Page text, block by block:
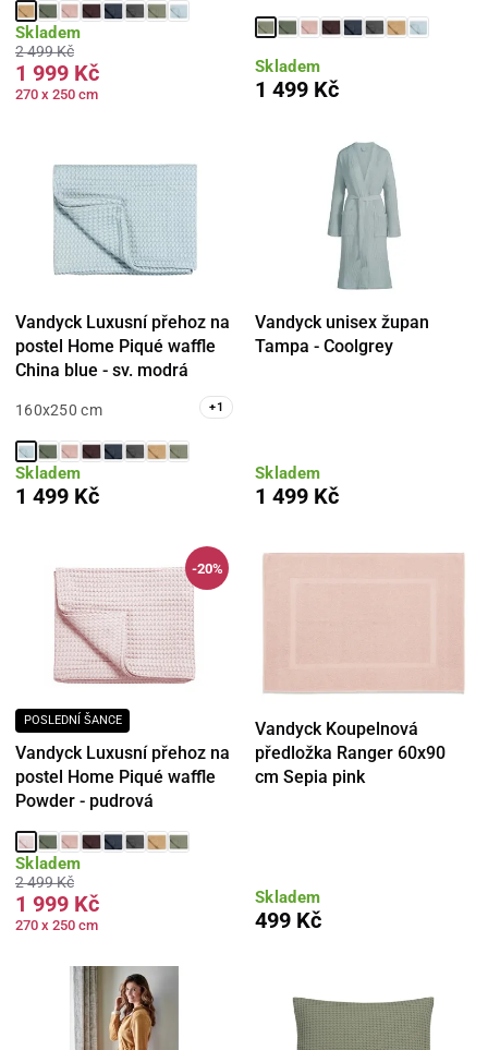
Skladem
2 499 Kč
1 999 Kč
270 x 250 cm
Skladem
1 499 Kč
Vandyck Luxusní přehoz na
postel Home Piqué waffle
China blue - sv. modrá
160x250 cm +1
Skladem
1 499 Kč
Vandyck unisex župan
Tampa - Coolgrey
Skladem
1 499 Kč
-20%
POSLEDNÍ ŠANCE
Vandyck Luxusní přehoz na
postel Home Piqué waffle
Powder - pudrová
Skladem
2 499 Kč
1 999 Kč
270 x 250 cm
Vandyck Koupelnová
předložka Ranger 60x90
cm Sepia pink
Skladem
499 Kč